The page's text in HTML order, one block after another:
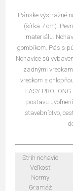
Pánske výstražné
(šírka 7 cm).
materiálu.
gombíkom. Pás s
Nohavice sú
zadnými
vreckom s
EASY-
postavu
stavebníctvo,
Strih nohavíc
Veľkosť
Normy
Gramáž